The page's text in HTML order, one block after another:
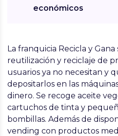
económicos
La franquicia Recicla y Gana
reutilización y reciclaje de
usuarios ya no necesitan y
depositarlos en las
dinero. Se recoge aceite
cartuchos de tinta y
bombillas. Además de
vending con productos